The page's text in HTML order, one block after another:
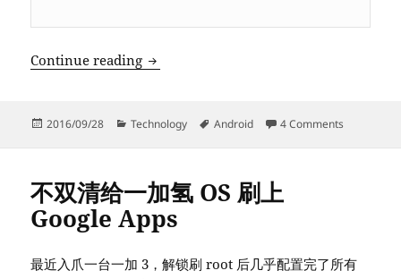
Continue reading 修复 Android ROM 的 Google 网络定位
Posted
2016/09/28 Categories
Technology Tags
Android 4 Comments
不双清给一加氢 OS 刷上
Google Apps
最近入爪一台一加 3，解锁刷 root 后几乎配置完了所有